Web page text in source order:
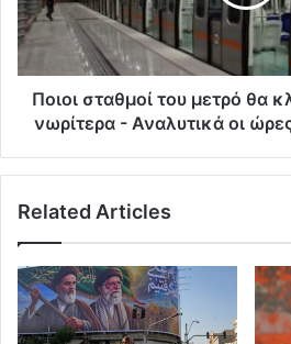
Ποιοι σταθμοί του μετρό θα
νωρίτερα - Αναλυτικά οι
Related Articles